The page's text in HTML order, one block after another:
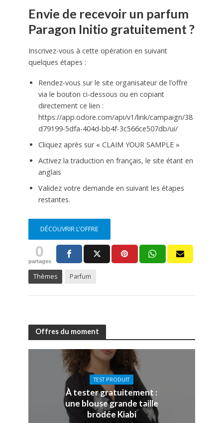
Envie de recevoir un parfum
Paragon Initio gratuitement ?
Inscrivez-vous à cette opération en suivant
quelques étapes :
Rendez-vous sur le site organisateur de l’offre
via le bouton ci-dessous ou en copiant
directement ce lien :
https://app.odore.com/api/v1/link/campaign/38
d79199-5dfa-404d-bb4f-3c566ce507db/ui/
Cliquez après sur « CLAIM YOUR SAMPLE »
Activez la traduction en français, le site étant en
anglais
Validez votre demande en suivant les étapes
restantes.
DÉCOUVRIR L’OFFRE
0
partages
Thèmes Parfum
Offres du moment
TEST PRODUIT
À tester gratuitement :
une blouse grande taille
brodée Kiabi